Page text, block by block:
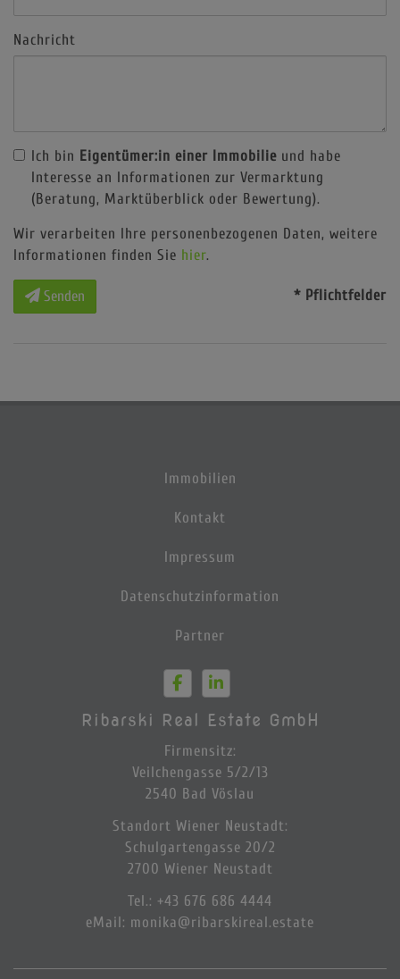
Nachricht
Ich bin Eigentümer:in einer Immobilie und habe
Interesse an Informationen zur Vermarktung
(Beratung, Marktüberblick oder Bewertung).
Wir verarbeiten Ihre personenbezogenen Daten, weitere
Informationen finden Sie hier.
Senden * Pflichtfelder
Immobilien
Kontakt
Impressum
Datenschutzinformation
Partner
Ribarski Real Estate GmbH
Firmensitz:
Veilchengasse 5/2/13
2540 Bad Vöslau
Standort Wiener Neustadt:
Schulgartengasse 20/2
2700 Wiener Neustadt
Tel.: +43 676 686 4444
eMail: monika@ribarskireal.estate